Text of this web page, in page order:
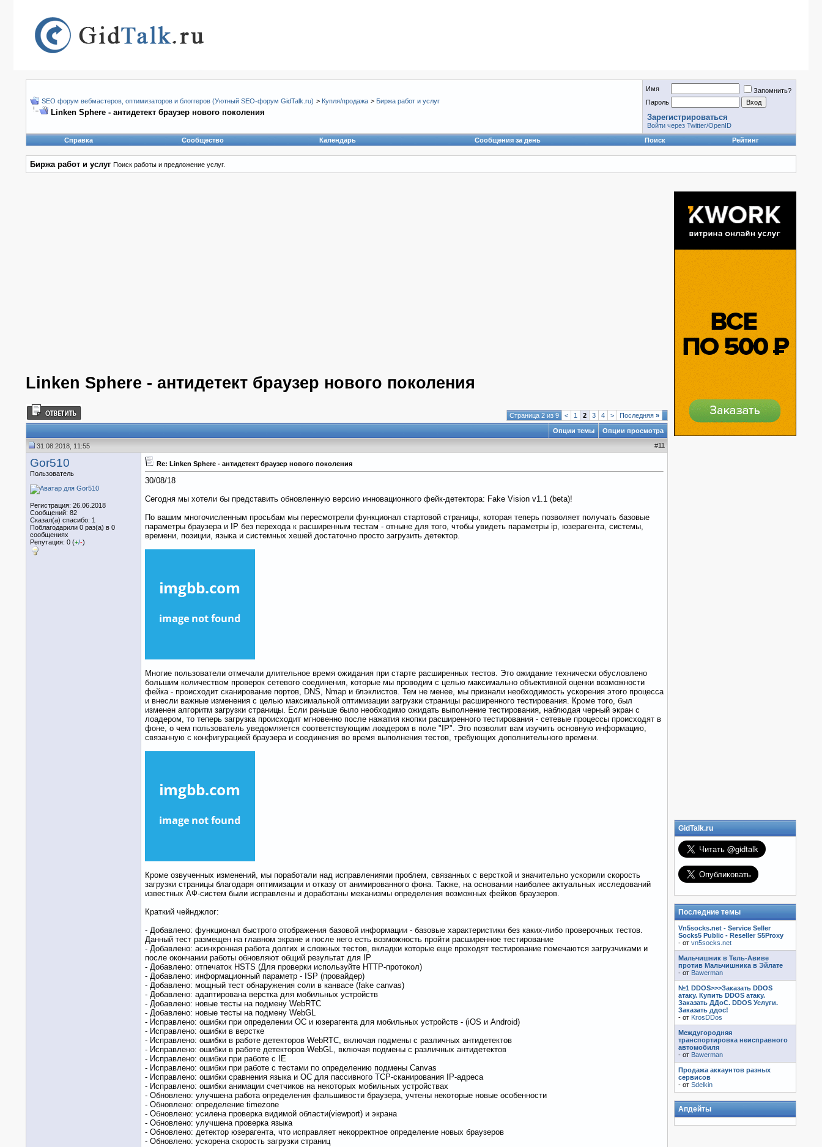
SEO форум вебмастеров, оптимизаторов и блоггеров (Уютный SEO-форум GidTalk.ru) > Купля/продажа > Биржа работ и услуг
Linken Sphere - антидетект браузер нового поколения
Имя
Запомнить?
Пароль
Зарегистрироваться
Войти через Twitter/OpenID
Справка
Сообщество Календарь Сообщения за день Поиск Рейтинг
Биржа работ и услуг Поиск работы и предложение услуг.
Linken Sphere - антидетект браузер нового поколения
Страница 2 из 9 < 1 2 3 4 > Последняя »
Опции темы Опции просмотра
31.08.2018, 11:55 #11
Gor510
Пользователь
Регистрация: 26.06.2018
Сообщений: 82
Сказал(а) спасибо: 1
Поблагодарили 0 раз(а) в 0
сообщениях
Репутация: 0 (+/-)
Re: Linken Sphere - антидетект браузер нового поколения
30/08/18
Сегодня мы хотели бы представить обновленную версию инновационного фейк-детектора: Fake Vision v1.1 (beta)!
По вашим многочисленным просьбам мы пересмотрели функционал стартовой страницы, которая теперь позволяет получать базовые
параметры браузера и IP без перехода к расширенным тестам - отныне для того, чтобы увидеть параметры ip, юзерагента, системы,
времени, позиции, языка и системных хешей достаточно просто загрузить детектор.
Многие пользователи отмечали длительное время ожидания при старте расширенных тестов. Это ожидание технически обусловлено
большим количеством проверок сетевого соединения, которые мы проводим с целью максимально объективной оценки возможности
фейка - происходит сканирование портов, DNS, Nmap и блэклистов. Тем не менее, мы признали необходимость ускорения этого процесса
и внесли важные изменения с целью максимальной оптимизации загрузки страницы расширенного тестирования. Кроме того, был
изменен алгоритм загрузки страницы. Если раньше было необходимо ожидать выполнение тестирования, наблюдая черный экран с
лоадером, то теперь загрузка происходит мгновенно после нажатия кнопки расширенного тестирования - сетевые процессы происходят в
фоне, о чем пользователь уведомляется соответствующим лоадером в поле "IP". Это позволит вам изучить основную информацию,
связанную с конфигурацией браузера и соединения во время выполнения тестов, требующих дополнительного времени.
Кроме озвученных изменений, мы поработали над исправлениями проблем, связанных с версткой и значительно ускорили скорость
загрузки страницы благодаря оптимизации и отказу от анимированного фона. Также, на основании наиболее актуальных исследований
известных АФ-систем были исправлены и доработаны механизмы определения возможных фейков браузеров.
Краткий чейнджлог:
- Добавлено: функционал быстрого отображения базовой информации - базовые характеристики без каких-либо проверочных тестов.
Данный тест размещен на главном экране и после него есть возможность пройти расширенное тестирование
- Добавлено: асинхронная работа долгих и сложных тестов, вкладки которые еще проходят тестирование помечаются загрузчиками и
после окончании работы обновляют общий результат для IP
- Добавлено: отпечаток HSTS (Для проверки используйте HTTP-протокол)
- Добавлено: информационный параметр - ISP (провайдер)
- Добавлено: мощный тест обнаружения соли в канвасе (fake canvas)
- Добавлено: адаптирована верстка для мобильных устройств
- Добавлено: новые тесты на подмену WebRTC
- Добавлено: новые тесты на подмену WebGL
- Исправлено: ошибки при определении ОС и юзерагента для мобильных устройств - (iOS и Android)
- Исправлено: ошибки в верстке
- Исправлено: ошибки в работе детекторов WebRTC, включая подмены с различных антидетектов
- Исправлено: ошибки в работе детекторов WebGL, включая подмены с различных антидетектов
- Исправлено: ошибки при работе с IE
- Исправлено: ошибки при работе с тестами по определению подмены Canvas
- Исправлено: ошибки сравнения языка и ОС для пассивного TCP-сканирования IP-адреса
- Исправлено: ошибки анимации счетчиков на некоторых мобильных устройствах
- Обновлено: улучшена работа определения фальшивости браузера, учтены некоторые новые особенности
- Обновлено: определение timezone
- Обновлено: усилена проверка видимой области(viewport) и экрана
- Обновлено: улучшена проверка языка
- Обновлено: детектор юзерагента, что исправляет некорректное определение новых браузеров
- Обновлено: ускорена скорость загрузки страниц
GidTalk.ru
Последние темы
Vn5socks.net - Service Seller
Socks5 Public - Reseller S5Proxy
- от vn5socks.net
Мальчишник в Тель-Авиве
против Мальчишника в Эйлате
- от Bawerman
№1 DDOS>>>Заказать DDOS
атаку. Купить DDOS атаку.
Заказать ДДоС. DDOS Услуги.
Заказать ддос!
- от KrosDDos
Междугородняя
транспортировка неисправного
автомобиля
- от Bawerman
Продажа аккаунтов разных
сервисов
- от Sdelkin
Апдейты